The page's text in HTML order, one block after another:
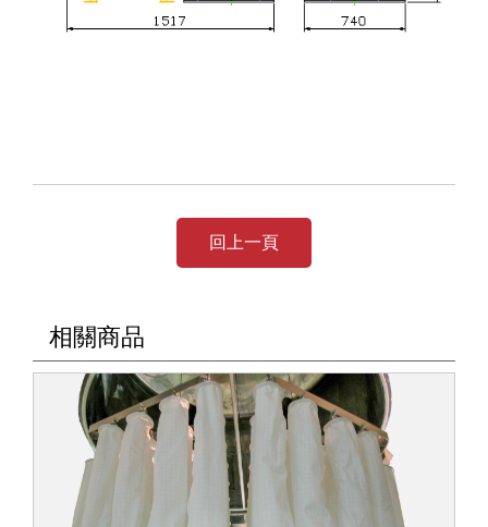
回上一頁
相關商品